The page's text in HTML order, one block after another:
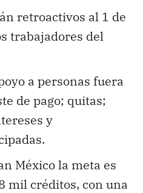
retroactivos al 1 de
trabajadores del
a personas fuera
de pago; quitas;
y
México la meta es
mil créditos, con una